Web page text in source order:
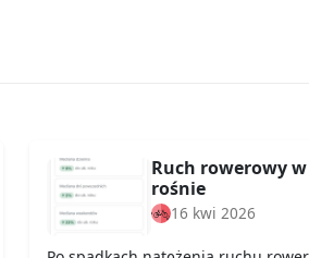
Ruch rowerowy
rośnie
16 kwi 2026